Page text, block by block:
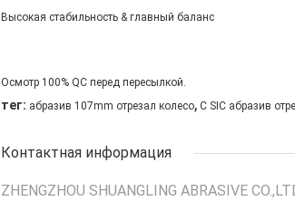
Высокая стабильность & главный баланс
Осмотр 100% QC перед пересылкой.
тег: абразив 107mm отрезал колесо, С SIC абразив
Контактная информация
ZHENGZHOU SHUANGLING ABRASIVE